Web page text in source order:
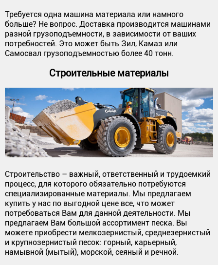
Требуется одна машина материала или намного
больше? Не вопрос. Доставка производится машинами
разной грузоподъемности, в зависимости от ваших
потребностей. Это может быть Зил, Камаз или
Самосвал грузоподъемностью более 40 тонн.
Строительные материалы
Строительство – важный, ответственный и трудоемкий
процесс, для которого обязательно потребуются
специализированные материалы. Мы предлагаем
купить у нас по выгодной цене все, что может
потребоваться Вам для данной деятельности. Мы
предлагаем Вам большой ассортимент песка. Вы
можете приобрести мелкозернистый, среднезернистый
и крупнозернистый песок: горный, карьерный,
намывной (мытый), морской, сеяный и речной.